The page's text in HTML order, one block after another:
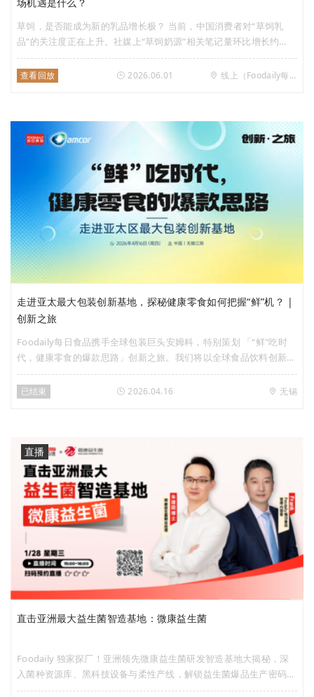
草饲，是否能成为新的乳品增长极？ 当前，中国消费者对“草饲乳
品”的关注度正在上升。社媒上“草饲奶源”相关笔记量环比增长约
66%，互动量提升超140%，用户关注度与参与度同步放大，整体热
度明显走高。 可以说，“草饲乳品”的消费需求已经形成，但行业仍面
可信的规则来界定和保护。 参考全球经验，政府层面的制度介入，
往往是产业走向成熟的关键一步。标准的出台，不仅是产业成熟的标
志，更是推动它从粗放增长迈向高质量发展的支点。 2025年，新西
兰正式发布国家级草饲标准。作为这一标准的实践者，恒天然及其旗
下安佳、安佳专业乳品、NZMP，是否有值得我们借鉴的经验？对于
中国市场而言，消费者的需求已被充分唤醒，但要把这股势能真正转
化为一个更成熟的产业赛道，还需要什么？ 6月1日（星期一）
16:00，Foodaily每日食品将对话恒天然、益普索，从技术、消费者
与趋势三个维度，共同探讨草饲乳品的破局之路。
查看回放 2026.06.01 线上（Foodaily每日食品视频号）
走进亚太最大包装创新基地，探秘健康零食如何把握“鲜”机？ |
创新之旅
Foodaily每日食品携手全球包装巨头安姆科，特别策划 「“鲜"吃时
代，健康零食的爆款思路」创新之旅。我们将以全球食品饮料创新风
向标——Foodaily创新博览会为起点，从全球视野出发，捕获前沿创
新灵感；再走进亚太区最大包装创新基地——安姆科亚太研发中心，
的爆款底层逻辑！ 本次活动仅限30-40席，聚焦意向开发肉类/卤味/
海鲜水产/豆类素食等品类的即食餐饮菜肴或即食零食品类，定向特
邀品牌方/渠道方/食品代工的产品、研发、市场、包装、采购负责人
参与，实名审核制报名已正式开启，扫描下方海报二维码填写信息，
即有机会与行业大咖共探零食品类新机！ 活动安排
已结束 2026.04.16 无锡
直播
直击亚洲最大益生菌智造基地：微康益生菌
Foodaily 独家探厂！亚洲领先微康益生菌研发智造基地大揭秘，深
入菌种资源库、黑科技设备与柔性产线，解锁益生菌爆品生产密码，
BC99 等明星菌株爆款方案全公开，全链路赋能产业创新！